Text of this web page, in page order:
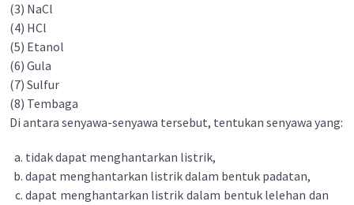
(3) NaCl
(4) HCl
(5) Etanol
(6) Gula
(7) Sulfur
(8) Tembaga
Di antara senyawa-senyawa tersebut, tentukan senyawa yang:
tidak dapat menghantarkan listrik,
dapat menghantarkan listrik dalam bentuk padatan,
dapat menghantarkan listrik dalam bentuk lelehan dan